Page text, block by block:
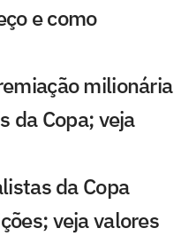
e como
milionária
da Copa; veja
da Copa
veja valores